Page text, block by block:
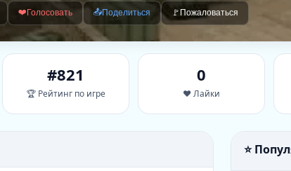
❤️ Голосовать 📤Поделиться 🚩 Пожаловаться
#821
🏆 Рейтинг по игре
0
❤️ Лайки
⭐